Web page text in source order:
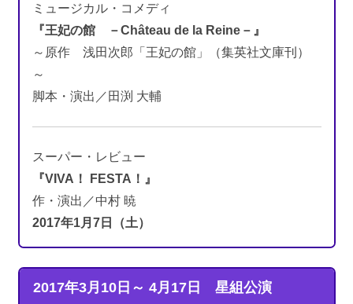
ミュージカル・コメディ
『王妃の館 －Château de la Reine－』
～原作 浅田次郎「王妃の館」（集英社文庫刊）
～
脚本・演出／田渕 大輔
スーパー・レビュー
『VIVA！ FESTA！』
作・演出／中村 暁
2017年1月7日（土）
2017年3月10日～ 4月17日星組公演